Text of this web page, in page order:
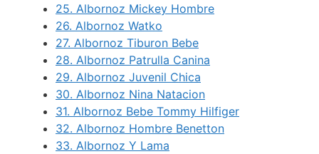
25. Albornoz Mickey Hombre
26. Albornoz Watko
27. Albornoz Tiburon Bebe
28. Albornoz Patrulla Canina
29. Albornoz Juvenil Chica
30. Albornoz Nina Natacion
31. Albornoz Bebe Tommy Hilfiger
32. Albornoz Hombre Benetton
33. Albornoz Y Lama